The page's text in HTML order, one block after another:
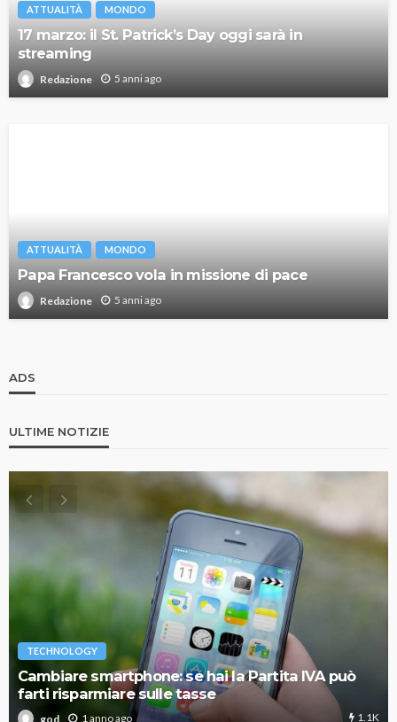
ATTUALITÀ MONDO
17 marzo: il St. Patrick’s Day oggi sarà in
streaming
Redazione 5 anni ago
ATTUALITÀ MONDO
Papa Francesco vola in missione di pace
Redazione 5 anni ago
ADS
ULTIME NOTIZIE
TECHNOLOGY
Cambiare smartphone: se hai la Partita IVA può
farti risparmiare sulle tasse
god 1 anno ago 1.1K